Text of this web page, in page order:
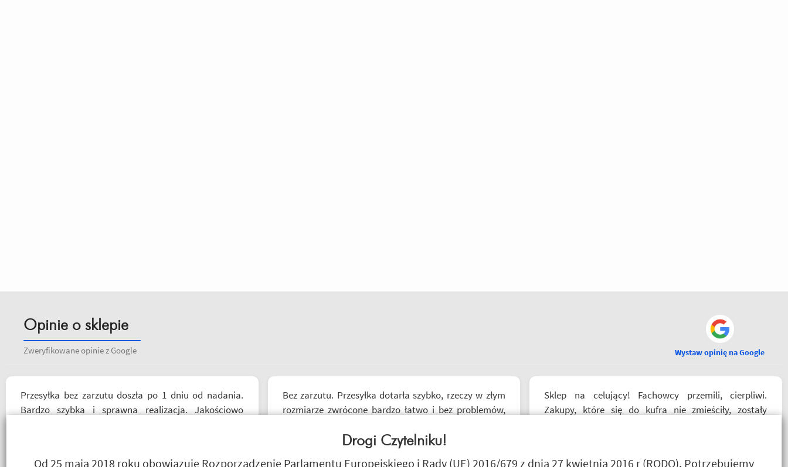
Opinie o sklepie
Zweryfikowane opinie z Google Wystaw opinię na Google
Przesyłka bez zarzutu doszła po 1 dniu od nadania.
Bardzo szybka i sprawna realizacja. Jakościowo
Bez zarzutu. Przesyłka dotarła szybko, rzeczy w złym
rozmiarze zwrócone bardzo łatwo i bez problemów,
razu w kilku rozmiarach i zwrócić te nieodpowiednie,
I3laszka
Sklep na celujący! Fachowcy przemili, cierpliwi.
Zakupy, które się do kufra nie zmieściły, zostały
Drogi Czytelniku!
Od 25 maja 2018 roku obowiązuje Rozporządzenie Parlamentu Europejskiego i Rady (UE) 2016/679 z dnia 27 kwietnia 2016 r (RODO). Potrzebujemy